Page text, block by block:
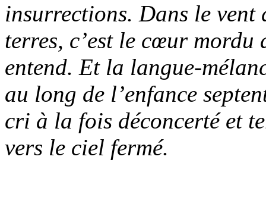
insurrections. Dans le vent
terres, c’est le cœur mordu
entend. Et la langue-
au long de l’enfance
cri à la fois déconcerté et
vers le ciel fermé.